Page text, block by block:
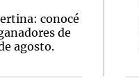
conocé
de
agosto.